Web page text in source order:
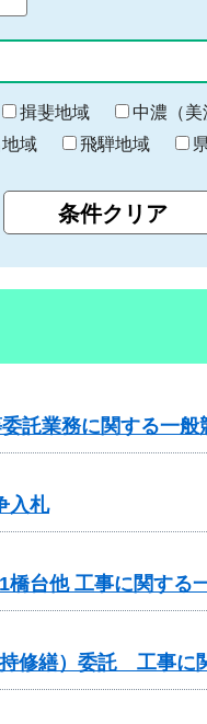
揖斐地域 中濃（美
域 飛騨地域
託業務に関する一般
入札
台他 工事に関する
修繕）委託 工事に